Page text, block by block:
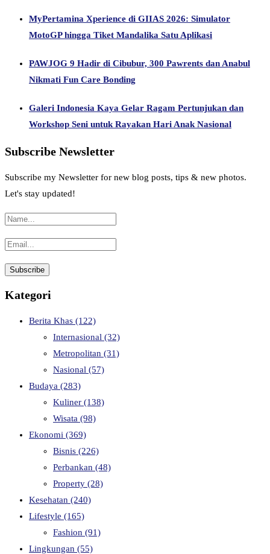
MyPertamina Xperience di GIIAS 2026: Simulator
MotoGP hingga Tiket Mandalika Satu Aplikasi
PAWJOG 9 Hadir di Cibubur, 300 Pawrents dan Anabul
Nikmati Fun Care Bonding
Galeri Indonesia Kaya Gelar Ragam Pertunjukan dan
Workshop Seni untuk Rayakan Hari Anak Nasional
Subscribe Newsletter
Subscribe my Newsletter for new blog posts, tips & new photos.
Let's stay updated!
Kategori
Berita Khas (122)
Internasional (32)
Metropolitan (31)
Nasional (57)
Budaya (283)
Kuliner (138)
Wisata (98)
Ekonomi (369)
Bisnis (226)
Perbankan (48)
Property (28)
Kesehatan (240)
Lifestyle (165)
Fashion (91)
Lingkungan (55)